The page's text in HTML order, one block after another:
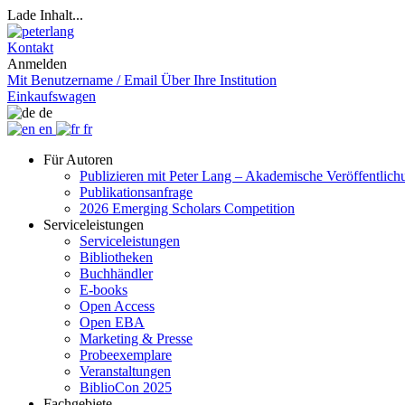
Lade Inhalt...
Kontakt
Anmelden
Mit Benutzername / Email Über Ihre Institution
Einkaufswagen
de
en
fr
Für Autoren
Publizieren mit Peter Lang – Akademische
Publikationsanfrage
2026 Emerging Scholars Competition
Serviceleistungen
Serviceleistungen
Bibliotheken
Buchhändler
E-books
Open Access
Open EBA
Marketing & Presse
Probeexemplare
Veranstaltungen
BiblioCon 2025